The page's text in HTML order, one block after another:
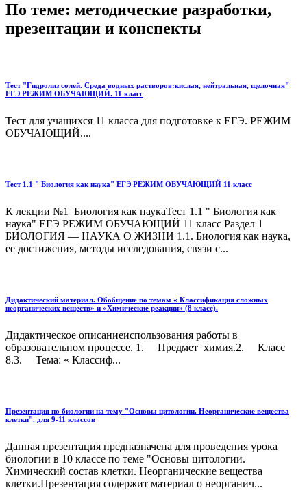
По теме: методические разработки,
презентации и конспекты
Тест "Гидролиз солей. Среда водных растворов:кислая, нейтральная, щелочная"
ЕГЭ РЕЖИМ ОБУЧАЮЩИЙ. 11 класс
Тест для учащихся 11 класса для подготовке к ЕГЭ. РЕЖИМ
ОБУЧАЮЩИЙ....
Тест 1.1 " Биология как наука" ЕГЭ РЕЖИМ ОБУЧАЮЩИЙ 11 класс
К лекции №1 Биология как наукаТест 1.1 " Биология как
наука" ЕГЭ РЕЖИМ ОБУЧАЮЩИЙ 11 класс Раздел 1
БИОЛОГИЯ — НАУКА О ЖИЗНИ 1.1. Биология как наука,
ее достижения, методы исследования, связи с...
Дидактический материал. Обобщение по темам « Классификация сложных
неорганических веществ» и «Химические реакции» (8 класс).
Дидактическое описаниеиспользования работы в
образовательном процессе. 1. Предмет химия.2. Класс
8.3. Тема: « Классиф...
Презентация по биологии на тему "Основы цитологии. Неорганические вещества
клетки". для 9-11 классов
Данная презентация предназначена для проведения урока
биологии в 10 классе по теме "Основы цитологии.
Химический состав клетки. Неорганические вещества
клетки.Презентация содержит материал о неорганич...